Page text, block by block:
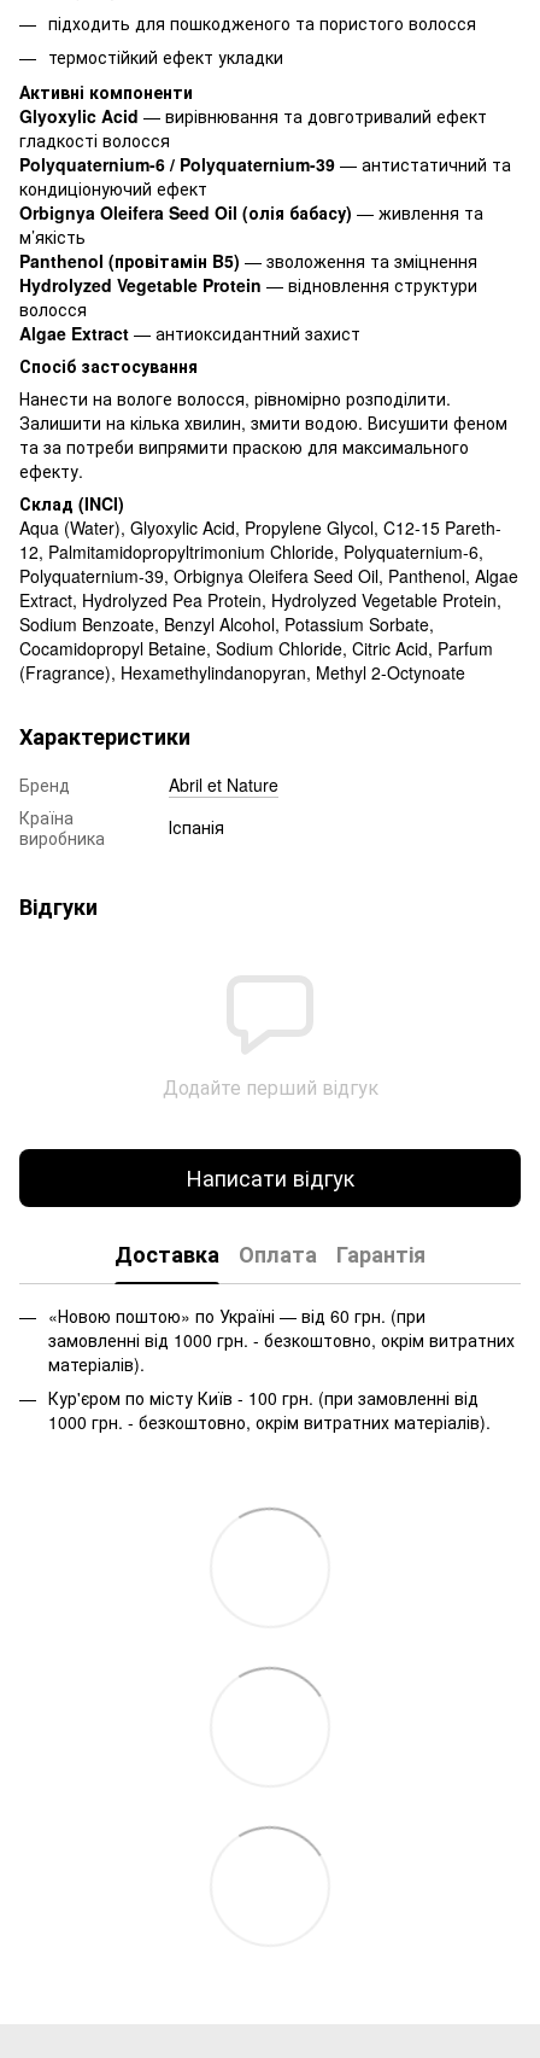
підходить для пошкодженого та пористого волосся
термостійкий ефект укладки
Активні компоненти
Glyoxylic Acid — вирівнювання та довготривалий ефект
гладкості волосся
Polyquaternium-6 / Polyquaternium-39 — антистатичний та
кондиціонуючий ефект
Orbignya Oleifera Seed Oil (олія бабасу) — живлення та
м’якість
Panthenol (провітамін B5) — зволоження та зміцнення
Hydrolyzed Vegetable Protein — відновлення структури
волосся
Algae Extract — антиоксидантний захист
Спосіб застосування
Нанести на вологе волосся, рівномірно розподілити.
Залишити на кілька хвилин, змити водою. Висушити феном
та за потреби випрямити праскою для максимального
ефекту.
Склад (INCI)
Aqua (Water), Glyoxylic Acid, Propylene Glycol, C12-15 Pareth-
12, Palmitamidopropyltrimonium Chloride, Polyquaternium-6,
Polyquaternium-39, Orbignya Oleifera Seed Oil, Panthenol, Algae
Extract, Hydrolyzed Pea Protein, Hydrolyzed Vegetable Protein,
Sodium Benzoate, Benzyl Alcohol, Potassium Sorbate,
Cocamidopropyl Betaine, Sodium Chloride, Citric Acid, Parfum
(Fragrance), Hexamethylindanopyran, Methyl 2-Octynoate
Характеристики
Бренд
Abril et Nature
Країна
виробника
Іспанія
Відгуки
Додайте перший відгук
Написати відгук
Доставка Оплата Гарантія
«Новою поштою» по Україні — від 60 грн. (при
замовленні від 1000 грн. - безкоштовно, окрім витратних
матеріалів).
Кур'єром по місту Київ - 100 грн. (при замовленні від
1000 грн. - безкоштовно, окрім витратних матеріалів).